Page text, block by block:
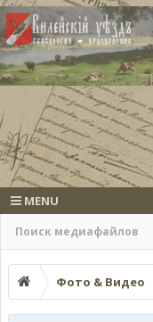
Поиск медиафайлов
MENU
Фото & Видео